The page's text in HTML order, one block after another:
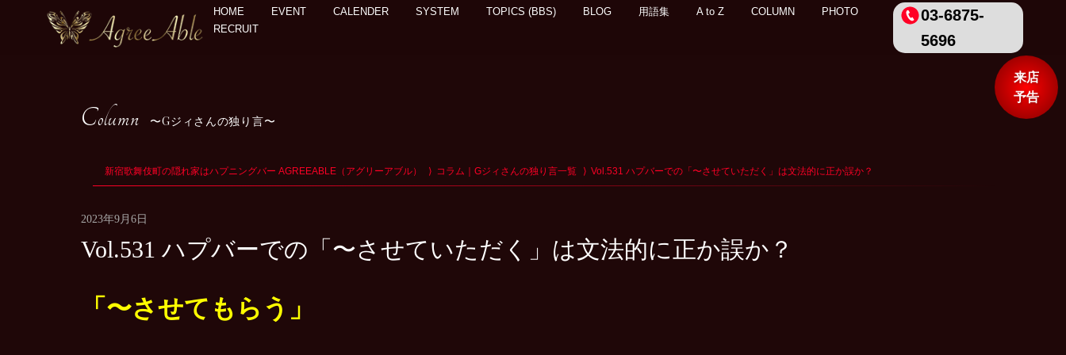
HOME EVENT CALENDER SYSTEM TOPICS (BBS) BLOG 用語集 A to Z COLUMN
PHOTO
RECRUIT
03-6875-
5696
来店
予告
Column Gジィさんの独り言
新宿歌舞伎町の隠れ家はハプニングバー AGREEABLE（アグリーアブル） コラム｜Gジィさんの独り言一覧 Vol.531 ハプバーでの「〜させていただく」は文法的に正か誤か？
2023年9月6日
Vol.531 ハプバーでの「〜させていただく」は文法的に正か誤か？
「〜させてもらう」